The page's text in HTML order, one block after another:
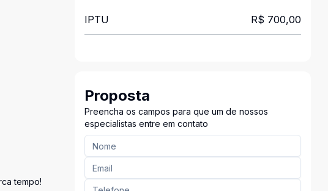
tempo!
IPTU R$ 700,00
Proposta
Preencha os campos para que um de nossos
especialistas entre em contato